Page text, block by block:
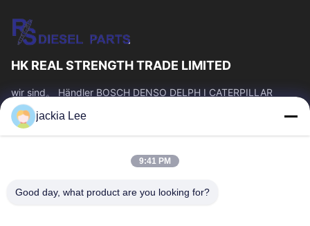
HK REAL STRENGTH TRADE LIMITED
wir sind。 Händler BOSCH DENSO DELPH I CATERPILLAR
VOLVO CUMMINS TOYOTA ISUZU Company whatsapp Zahl:
0086 159 2067 9523.
Schnelllinks
Produkte
Über Uns
Werksbesichtigung
jackia Lee
9:41 PM
Good day, what product are you looking for?